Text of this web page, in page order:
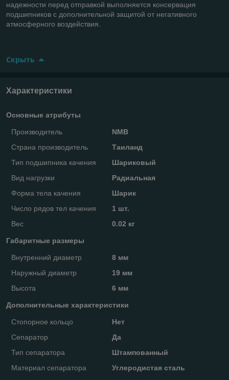
надежности перед отправкой выполняется консервация
подшипников с дополнительной защитой от негативного
атмосферного воздействия.
Скрыть
Характеристики
Основные атрибуты
Производитель
NMB
Страна производитель
Таиланд
Тип подшипника качения
Шариковый
Вид нагрузки
Радиальная
Форма тела качения
Шарик
Число рядов тел качения
1 шт.
Вес
0.02 кг
Габаритные размеры
Внутренний диаметр
8 мм
Наружный диаметр
19 мм
Высота
6 мм
Дополнительные характеристики
Стопорное кольцо
Нет
Сепаратор
Да
Тип сепаратора
Штампованный
Материал сепаратора
Углеродистая сталь